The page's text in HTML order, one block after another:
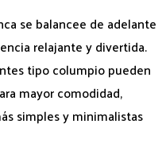
se balancee de adelante
relajante y divertida.
tipo columpio pueden
mayor comodidad,
simples y minimalistas